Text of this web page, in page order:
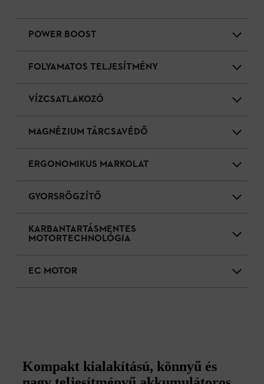
POWER BOOST
FOLYAMATOS TELJESÍTMÉNY
VÍZCSATLAKOZÓ
MAGNÉZIUM TÁRCSAVÉDŐ
ERGONOMIKUS MARKOLAT
GYORSRÖGZÍTŐ
KARBANTARTÁSMENTES
MOTORTECHNOLÓGIA
EC MOTOR
Kompakt kialakítású, könnyű és